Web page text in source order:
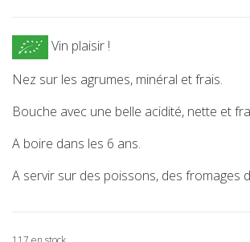
Vin plaisir !
Nez sur les agrumes, minéral et frais.
Bouche avec une belle acidité, nette et
A boire dans les 6 ans.
A servir sur des poissons, des fromages